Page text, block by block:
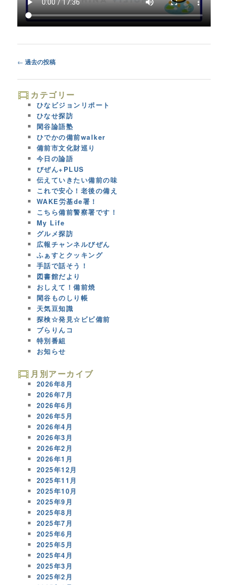
Post
← 過去の投稿
カテゴリー
ひなビジョンリポート
ひなせ探訪
閑谷論語塾
ひでかの備前walker
備前市文化財巡り
今日の論語
びぜん+PLUS
伝えていきたい備前の味
これで安心！老後の備え
WAKE労基de署！
こちら備前警察署です！
My Life
グルメ探訪
広報チャンネルびぜん
ふぁすとクッキング
手話で話そう！
図書館だより
おしえて！備前焼
閑谷ものしり帳
天気豆知識
探検☆発見☆ビビ備前
ブらりんコ
特別番組
お知らせ
月別アーカイブ
2026年8月
2026年7月
2026年6月
2026年5月
2026年4月
2026年3月
2026年2月
2026年1月
2025年12月
2025年11月
2025年10月
2025年9月
2025年8月
2025年7月
2025年6月
2025年5月
2025年4月
2025年3月
2025年2月